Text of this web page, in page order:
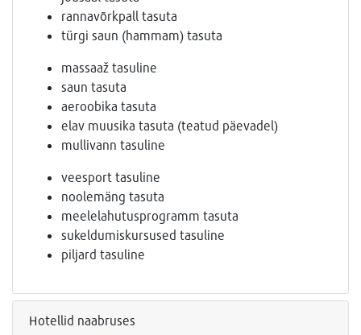
rannavõrkpall tasuta
türgi saun (hammam) tasuta
massaaž tasuline
saun tasuta
aeroobika tasuta
elav muusika tasuta (teatud päevadel)
mullivann tasuline
veesport tasuline
noolemäng tasuta
meelelahutusprogramm tasuta
sukeldumiskursused tasuline
piljard tasuline
Hotellid naabruses